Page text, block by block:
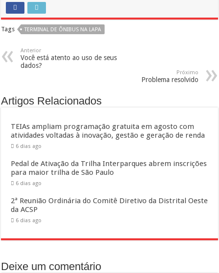
Tags TERMINAL DE ÔNIBUS NA LAPA
Anterior
Você está atento ao uso de seus
dados?
Próximo
Problema resolvido
Artigos Relacionados
TEIAs ampliam programação gratuita em agosto com
atividades voltadas à inovação, gestão e geração de renda
6 dias ago
Pedal de Ativação da Trilha Interparques abrem inscrições
para maior trilha de São Paulo
6 dias ago
2ª Reunião Ordinária do Comitê Diretivo da Distrital Oeste
da ACSP
6 dias ago
Deixe um comentário